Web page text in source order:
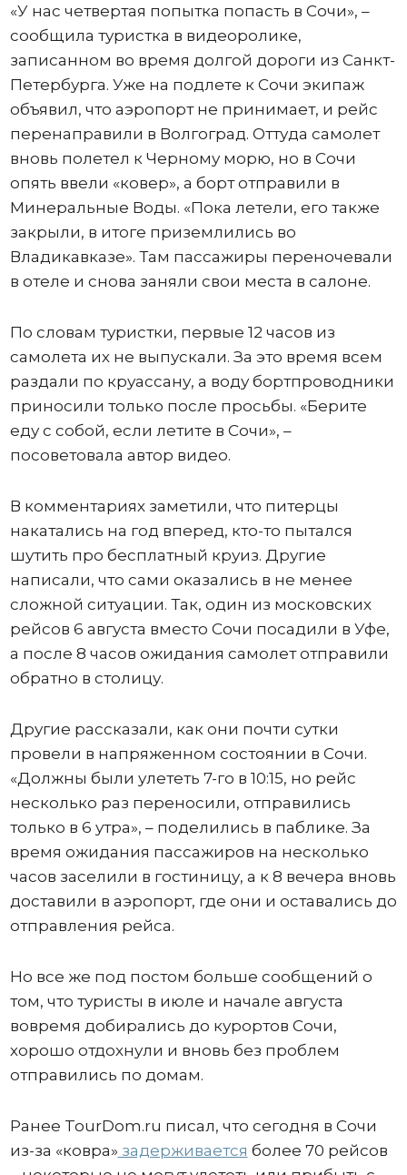
«У нас четвертая попытка попасть в Сочи», –
сообщила туристка в видеоролике,
записанном во время долгой дороги из Санкт-
Петербурга. Уже на подлете к Сочи экипаж
объявил, что аэропорт не принимает, и рейс
перенаправили в Волгоград. Оттуда самолет
вновь полетел к Черному морю, но в Сочи
опять ввели «ковер», а борт отправили в
Минеральные Воды. «Пока летели, его также
закрыли, в итоге приземлились во
Владикавказе». Там пассажиры переночевали
в отеле и снова заняли свои места в салоне.
По словам туристки, первые 12 часов из
самолета их не выпускали. За это время всем
раздали по круассану, а воду бортпроводники
приносили только после просьбы. «Берите
еду с собой, если летите в Сочи», –
посоветовала автор видео.
В комментариях заметили, что питерцы
накатались на год вперед, кто-то пытался
шутить про бесплатный круиз. Другие
написали, что сами оказались в не менее
сложной ситуации. Так, один из московских
рейсов 6 августа вместо Сочи посадили в Уфе,
а после 8 часов ожидания самолет отправили
обратно в столицу.
Другие рассказали, как они почти сутки
провели в напряженном состоянии в Сочи.
«Должны были улететь 7-го в 10:15, но рейс
несколько раз переносили, отправились
только в 6 утра», – поделились в паблике. За
время ожидания пассажиров на несколько
часов заселили в гостиницу, а к 8 вечера вновь
доставили в аэропорт, где они и оставались до
отправления рейса.
Но все же под постом больше сообщений о
том, что туристы в июле и начале августа
вовремя добирались до курортов Сочи,
хорошо отдохнули и вновь без проблем
отправились по домам.
Ранее TourDom.ru писал, что сегодня в Сочи
из-за «ковра» задерживается более 70 рейсов